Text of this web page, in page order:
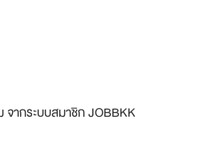
จากระบบสมาชิก JOBBKK